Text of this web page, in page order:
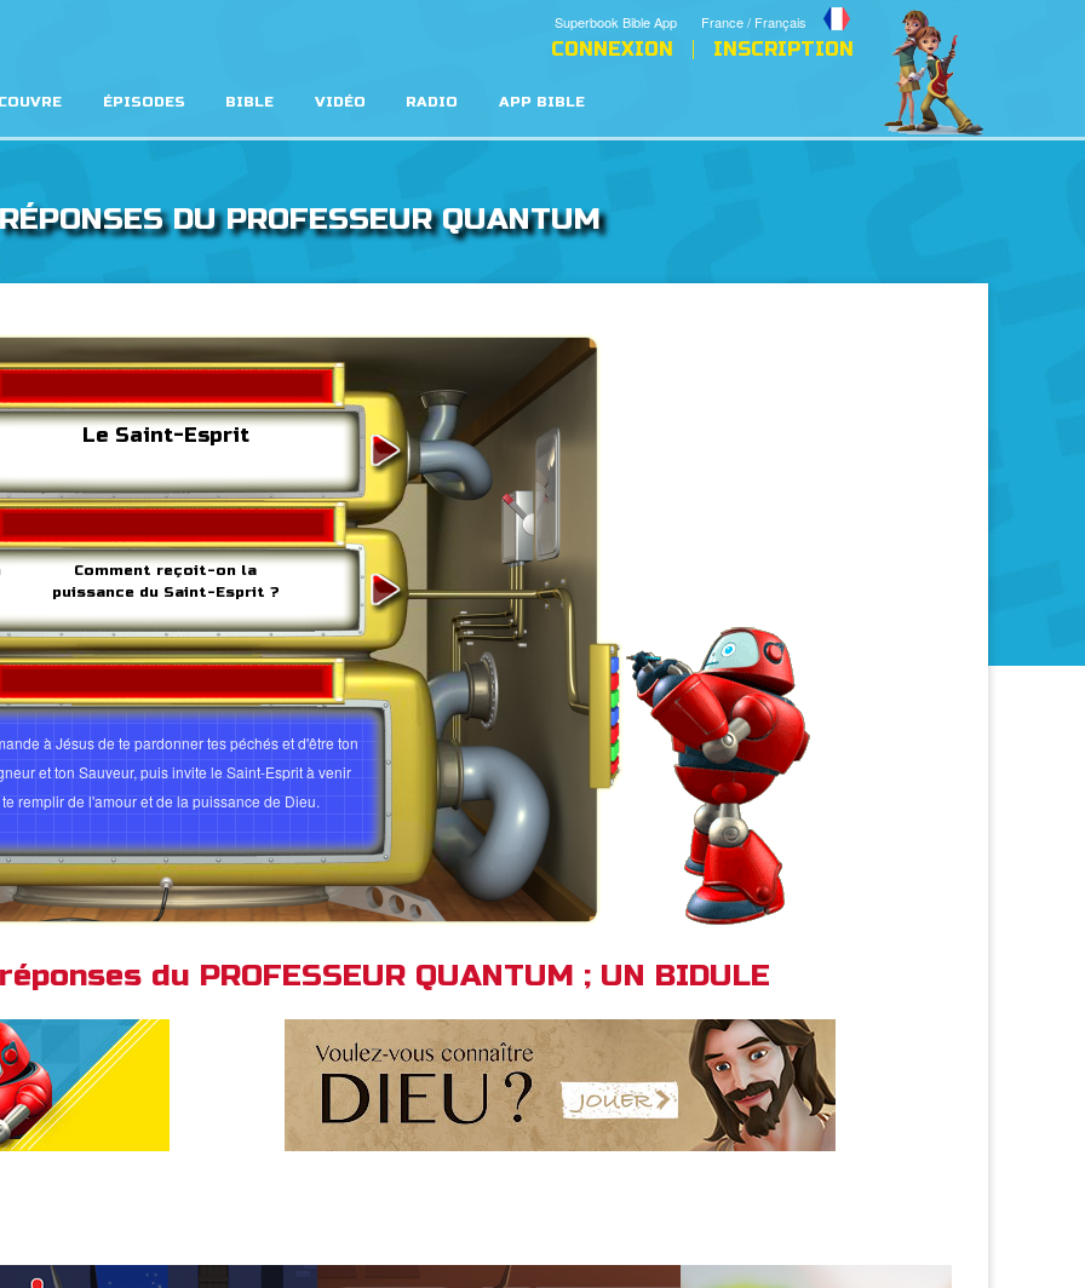
France / Français
Superbook Bible App
CONNEXION INSCRIPTION
ÉPISODES BIBLE VIDÉO RADIO APP BIBLE
DU PROFESSEUR QUANTUM
Le Saint-Esprit Jésus
Comment reçoit-on la
puissance du Saint-Esprit ?
à Jésus de te pardonner tes péchés et d'être ton
et ton Sauveur, puis invite le Saint-Esprit à venir
remplir de l'amour et de la puissance de Dieu.
l'amour et le plan de Dieu pour toi
2:38 Galates 3:5 Luc 11:13 Jean 14:15-17
3:14-18
du PROFESSEUR QUANTUM ; UN BIDULE